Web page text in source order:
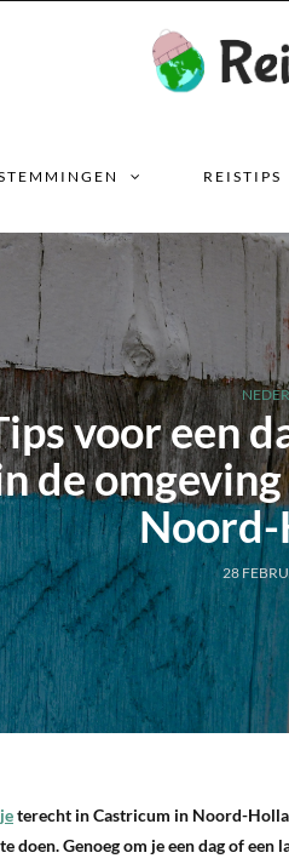
REISTIPS
voor een
de
28
terecht in Castricum in Noord-
doen. Genoeg om je een dag of